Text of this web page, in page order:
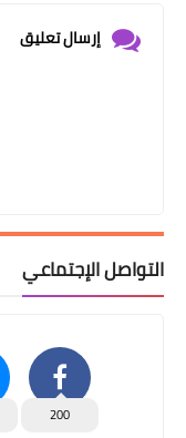
إرسال تعليق
التواصل الإجتماعي
200